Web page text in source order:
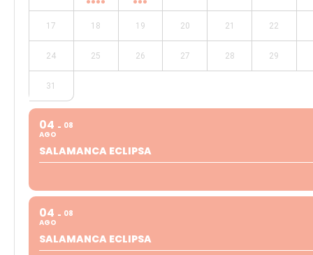
17 18 19 20 21 22
24 25 26 27 28 29
31
04
AGO
08
SALAMANCA ECLIPSA
04
AGO
08
SALAMANCA ECLIPSA